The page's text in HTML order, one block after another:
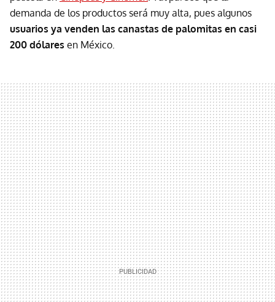
demanda de los productos será muy alta, pues algunos
usuarios ya venden las canastas de palomitas en casi
200 dólares en México.